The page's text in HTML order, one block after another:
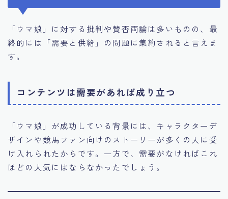
「ウマ娘」に対する批判や賛否両論は多いものの、最
終的には「需要と供給」の問題に集約されると言えま
す。
コンテンツは需要があれば成り立つ
「ウマ娘」が成功している背景には、キャラクターデ
ザインや競馬ファン向けのストーリーが多くの人に受
け入れられたからです。一方で、需要がなければこれ
ほどの人気にはならなかったでしょう。